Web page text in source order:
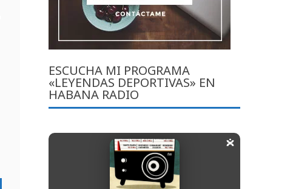
ESCUCHA MI PROGRAMA
«LEYENDAS DEPORTIVAS» EN
HABANA RADIO